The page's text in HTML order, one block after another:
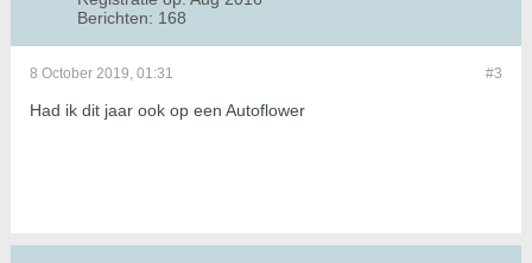
Berichten: 168
#3
8 October 2019, 01:31
Had ik dit jaar ook op een Autoflower